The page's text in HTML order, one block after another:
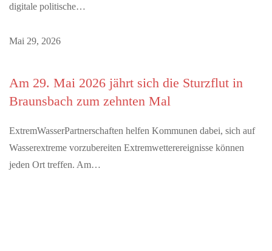
digitale politische…
Mai 29, 2026
Am 29. Mai 2026 jährt sich die Sturzflut in
Braunsbach zum zehnten Mal
ExtremWasserPartnerschaften helfen Kommunen dabei, sich auf
Wasserextreme vorzubereiten Extremwetterereignisse können
jeden Ort treffen. Am…